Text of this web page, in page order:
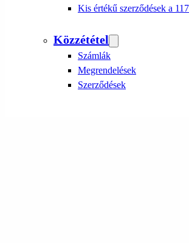
Kis értékű szerződések a
Közzététel
Számlák
Megrendelések
Szerződések